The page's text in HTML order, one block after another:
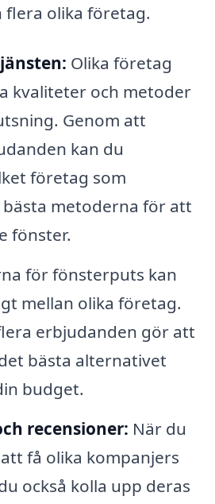
olika företag.
Olika företag
kvaliteter och metoder
Genom att
kan du
företag som
metoderna för att
fönster.
för fönsterputs kan
mellan olika företag.
erbjudanden gör att
bästa alternativet
budget.
recensioner: När du
få olika kompanjers
också kolla upp deras